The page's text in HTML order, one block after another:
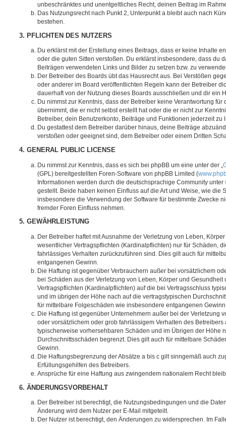
unbeschränktes und unentgeltliches Recht, deinen Beitrag im
Das Nutzungsrecht nach Punkt 2, Unterpunkt a bleibt auch nach
bestehen.
3. PFLICHTEN DES NUTZERS
Du erklärst mit der Erstellung eines Beitrags, dass er keine Inhalte
oder die guten Sitten verstoßen. Du erklärst insbesondere, dass du
Beiträgen verwendeten Links und Bilder zu setzen bzw. zu
Der Betreiber des Boards übt das Hausrecht aus. Bei Verstößen
oder anderer im Board veröffentlichten Regeln kann der Betreiber
dauerhaft von der Nutzung dieses Boards ausschließen und dir ein
Du nimmst zur Kenntnis, dass der Betreiber keine Verantwortung für
übernimmt, die er nicht selbst erstellt hat oder die er nicht zur
Betreiber, dein Benutzerkonto, Beiträge und Funktionen jederzeit zu
Du gestattest dem Betreiber darüber hinaus, deine Beiträge
verstoßen oder geeignet sind, dem Betreiber oder einem Dritten
4. GENERAL PUBLIC LICENSE
Du nimmst zur Kenntnis, dass es sich bei phpBB um eine unter der „
(GPL) bereitgestellten Foren-Software von phpBB Limited (
Informationen werden durch die deutschsprachige Community unter
gestellt. Beide haben keinen Einfluss auf die Art und Weise, wie die
insbesondere die Verwendung der Software für bestimmte Zwecke
fremder Foren Einfluss nehmen.
5. GEWÄHRLEISTUNG
Der Betreiber haftet mit Ausnahme der Verletzung von Leben,
wesentlicher Vertragspflichten (Kardinalpflichten) nur für Schäden,
fahrlässiges Verhalten zurückzuführen sind. Dies gilt auch für
entgangenen Gewinn.
Die Haftung ist gegenüber Verbrauchern außer bei vorsätzlichem
bei Schäden aus der Verletzung von Leben, Körper und
Vertragspflichten (Kardinalpflichten) auf die bei Vertragsschluss
und im übrigen der Höhe nach auf die vertragstypischen
für mittelbare Folgeschäden wie insbesondere entgangenen
Die Haftung ist gegenüber Unternehmern außer bei der Verletzung
oder vorsätzlichem oder grob fahrlässigem Verhalten des Betreibers
typischerweise vorhersehbaren Schäden und im Übrigen der Höhe
Durchschnittsschäden begrenzt. Dies gilt auch für mittelbare
Gewinn.
Die Haftungsbegrenzung der Absätze a bis c gilt sinngemäß auch
Erfüllungsgehilfen des Betreibers.
Ansprüche für eine Haftung aus zwingendem nationalem Recht
6. ÄNDERUNGSVORBEHALT
Der Betreiber ist berechtigt, die Nutzungsbedingungen und die
Änderung wird dem Nutzer per E-Mail mitgeteilt.
Der Nutzer ist berechtigt, den Änderungen zu widersprechen. Im